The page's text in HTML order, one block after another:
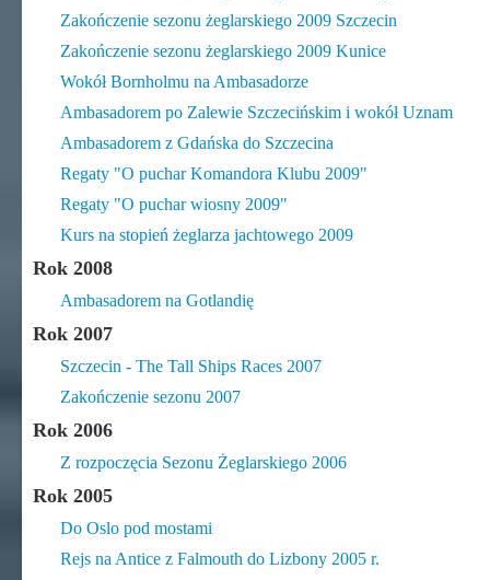
Zakończenie sezonu żeglarskiego 2009 Szczecin
Zakończenie sezonu żeglarskiego 2009 Kunice
Wokół Bornholmu na Ambasadorze
Ambasadorem po Zalewie Szczecińskim i wokół Uznam
Ambasadorem z Gdańska do Szczecina
Regaty "O puchar Komandora Klubu 2009"
Regaty "O puchar wiosny 2009"
Kurs na stopień żeglarza jachtowego 2009
Rok 2008
Ambasadorem na Gotlandię
Rok 2007
Szczecin - The Tall Ships Races 2007
Zakończenie sezonu 2007
Rok 2006
Z rozpoczęcia Sezonu Żeglarskiego 2006
Rok 2005
Do Oslo pod mostami
Rejs na Antice z Falmouth do Lizbony 2005 r.